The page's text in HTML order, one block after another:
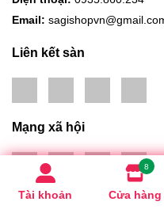
Tài khoản
8
Cửa hàng
Mạng xã hội
Hình thức thanh toán